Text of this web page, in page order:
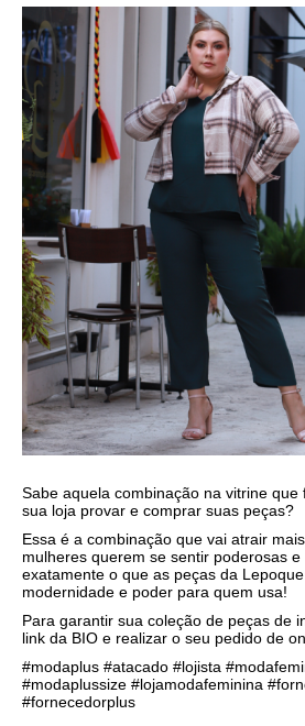
Sabe aquela combinação na vitrine que
sua loja provar e comprar suas peças?
Essa é a combinação que vai atrair
mulheres querem se sentir poderosas
exatamente o que as peças da Lepoque
modernidade e poder para quem usa!
Para garantir sua coleção de peças de
link da BIO e realizar o seu pedido de
#modaplus #atacado #lojista
#modaplussize #lojamodafeminina
#fornecedorplus